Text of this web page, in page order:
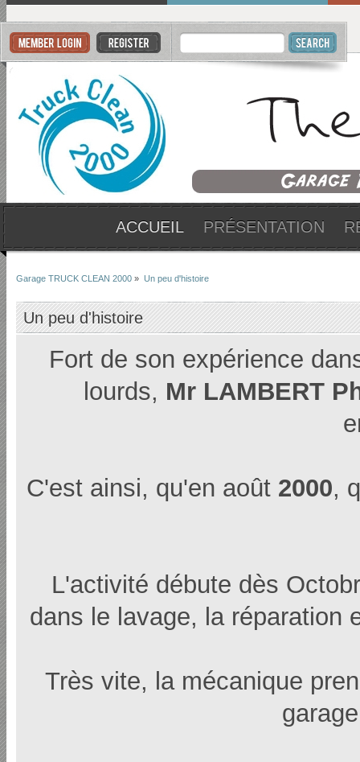
ACCUEIL PRÉSENTATION
Garage TRUCK CLEAN 2000 » Un peu d'histoire
Un peu d'histoire
Fort de son expérience
lourds, Mr LAMBERT
C'est ainsi, qu'en août 2000,
L'activité débute dès
dans le lavage, la réparation
Très vite, la mécanique